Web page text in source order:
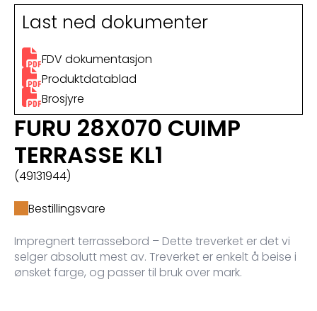
Last ned dokumenter
FDV dokumentasjon
Produktdatablad
Brosjyre
FURU 28X070 CUIMP
TERRASSE KL1
(49131944)
Bestillingsvare
Impregnert terrassebord – Dette treverket er det vi
selger absolutt mest av. Treverket er enkelt å beise i
ønsket farge, og passer til bruk over mark.